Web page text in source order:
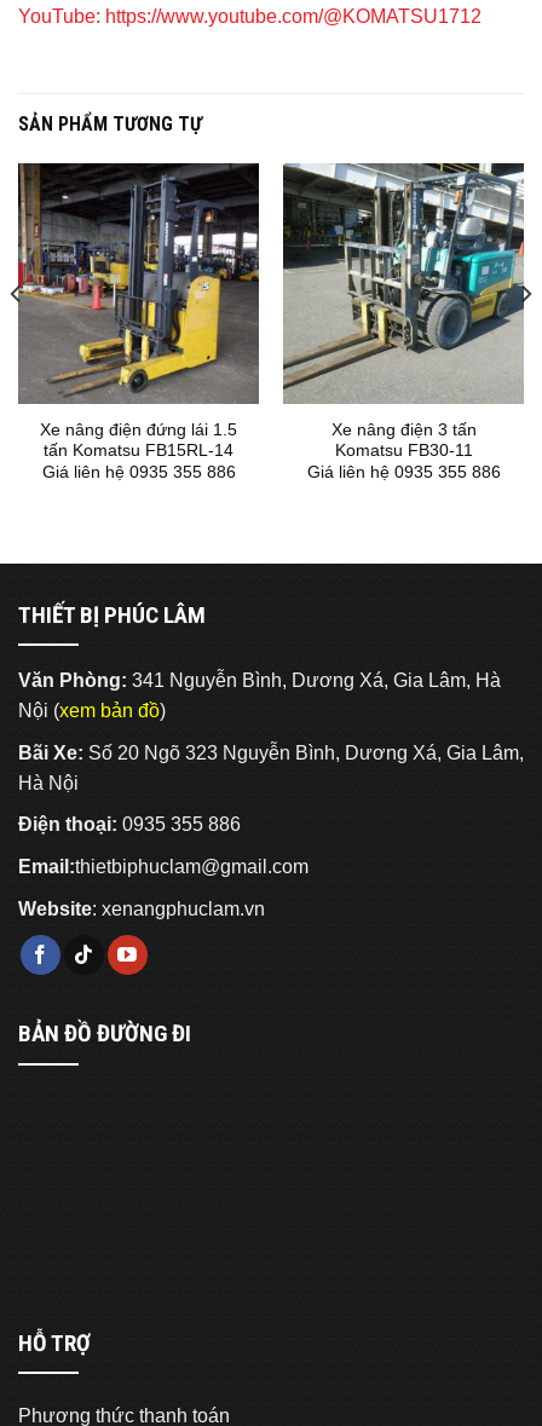
YouTube: https://www.youtube.com/@KOMATSU1712
SẢN PHẨM TƯƠNG TỰ
Xe nâng điện đứng lái 1.5
tấn Komatsu FB15RL-14
Giá liên hệ 0935 355 886
Xe nâng điện 3 tấn
Komatsu FB30-11
Giá liên hệ 0935 355 886
THIẾT BỊ PHÚC LÂM
Văn Phòng: 341 Nguyễn Bình, Dương Xá, Gia Lâm, Hà
Nội (xem bản đồ)
Bãi Xe: Số 20 Ngõ 323 Nguyễn Bình, Dương Xá, Gia Lâm,
Hà Nội
Điện thoại: 0935 355 886
Email:thietbiphuclam@gmail.com
Website: xenangphuclam.vn
BẢN ĐỒ ĐƯỜNG ĐI
HỖ TRỢ
Phương thức thanh toán